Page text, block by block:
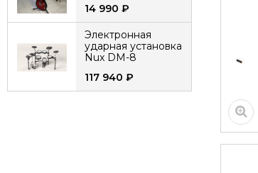
14 990 ₽
Электронная
ударная установка
Nux DM-8
117 940 ₽